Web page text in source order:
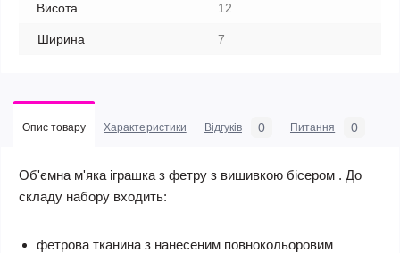
Висота 12
Ширина 7
Опис товару Характеристики Відгуків 0 Питання 0
Об'ємна м'яка іграшка з фетру з вишивкою бісером . До
складу набору входить:
фетрова тканина з нанесеним повнокольоровим